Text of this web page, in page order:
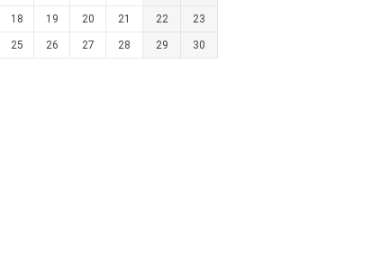
18 19 20 21 22 23
25 26 27 28 29 30